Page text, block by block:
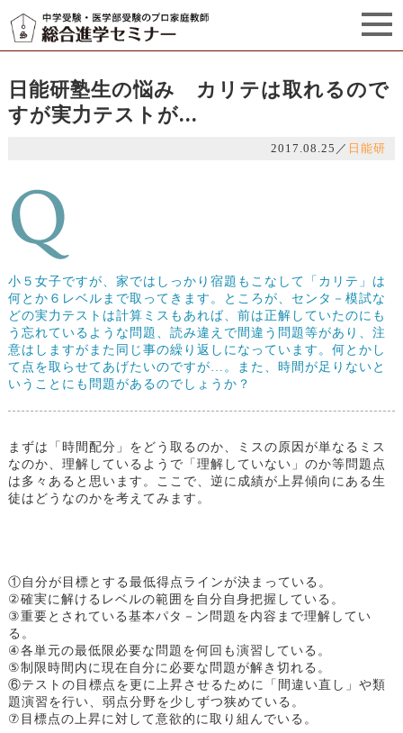
セミナーからのお知らせ（5）
日能研塾生の悩み カリテは取れるので
すが実力テストが...
2017.08.25 ／ 日能研
小５女子ですが、家ではしっかり宿題もこなして「カリテ」は
何とか６レベルまで取ってきます。ところが、センタ－模試な
どの実力テストは計算ミスもあれば、前は正解していたのにも
う忘れているような問題、読み違えで間違う問題等があり、注
意はしますがまた同じ事の繰り返しになっています。何とかし
て点を取らせてあげたいのですが…。また、時間が足りないと
いうことにも問題があるのでしょうか？
まずは「時間配分」をどう取るのか、ミスの原因が単なるミス
なのか、理解しているようで「理解していない」のか等問題点
は多々あると思います。ここで、逆に成績が上昇傾向にある生
徒はどうなのかを考えてみます。
①自分が目標とする最低得点ラインが決まっている。
②確実に解けるレベルの範囲を自分自身把握している。
③重要とされている基本パタ－ン問題を内容まで理解してい
る。
④各単元の最低限必要な問題を何回も演習している。
⑤制限時間内に現在自分に必要な問題が解き切れる。
⑥テストの目標点を更に上昇させるために「間違い直し」や類
題演習を行い、弱点分野を少しずつ狭めている。
⑦目標点の上昇に対して意欲的に取り組んでいる。